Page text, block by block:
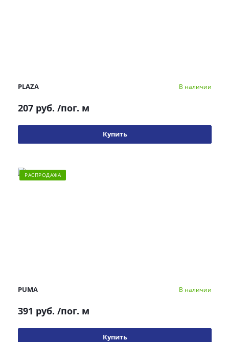
PLAZA В наличии
207 руб. /пог. м
Купить
РАСПРОДАЖА
PUMA В наличии
391 руб. /пог. м
Купить